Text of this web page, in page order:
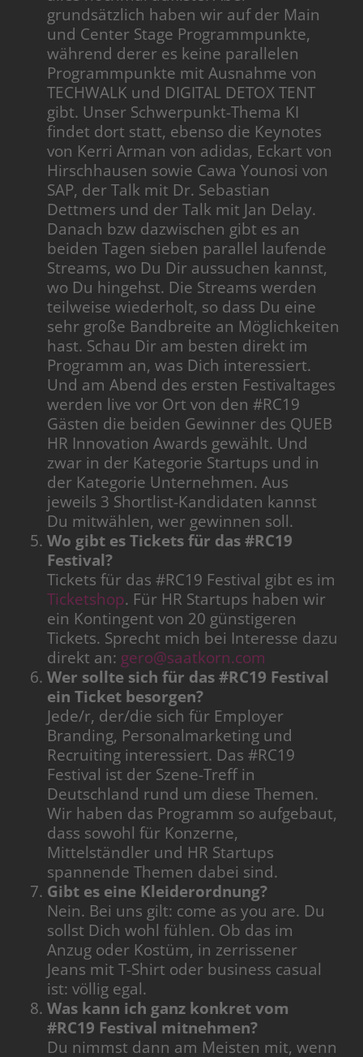
grundsätzlich haben wir auf der Main
und Center Stage Programmpunkte,
während derer es keine parallelen
Programmpunkte mit Ausnahme von
TECHWALK und DIGITAL DETOX TENT
gibt. Unser Schwerpunkt-Thema KI
findet dort statt, ebenso die Keynotes
von Kerri Arman von adidas, Eckart von
Hirschhausen sowie Cawa Younosi von
SAP, der Talk mit Dr. Sebastian
Dettmers und der Talk mit Jan Delay.
Danach bzw dazwischen gibt es an
beiden Tagen sieben parallel laufende
Streams, wo Du Dir aussuchen kannst,
wo Du hingehst. Die Streams werden
teilweise wiederholt, so dass Du eine
sehr große Bandbreite an Möglichkeiten
hast. Schau Dir am besten direkt im
Programm an, was Dich interessiert.
Und am Abend des ersten Festivaltages
werden live vor Ort von den #RC19
Gästen die beiden Gewinner des QUEB
HR Innovation Awards gewählt. Und
zwar in der Kategorie Startups und in
der Kategorie Unternehmen. Aus
jeweils 3 Shortlist-Kandidaten kannst
Du mitwählen, wer gewinnen soll.
Wo gibt es Tickets für das #RC19
Festival?
Tickets für das #RC19 Festival gibt es im
Ticketshop. Für HR Startups haben wir
ein Kontingent von 20 günstigeren
Tickets. Sprecht mich bei Interesse dazu
direkt an: gero@saatkorn.com
Wer sollte sich für das #RC19 Festival
ein Ticket besorgen?
Jede/r, der/die sich für Employer
Branding, Personalmarketing und
Recruiting interessiert. Das #RC19
Festival ist der Szene-Treff in
Deutschland rund um diese Themen.
Wir haben das Programm so aufgebaut,
dass sowohl für Konzerne,
Mittelständler und HR Startups
spannende Themen dabei sind.
Gibt es eine Kleiderordnung?
Nein. Bei uns gilt: come as you are. Du
sollst Dich wohl fühlen. Ob das im
Anzug oder Kostüm, in zerrissener
Jeans mit T-Shirt oder business casual
ist: völlig egal.
Was kann ich ganz konkret vom
#RC19 Festival mitnehmen?
Du nimmst dann am Meisten mit, wenn